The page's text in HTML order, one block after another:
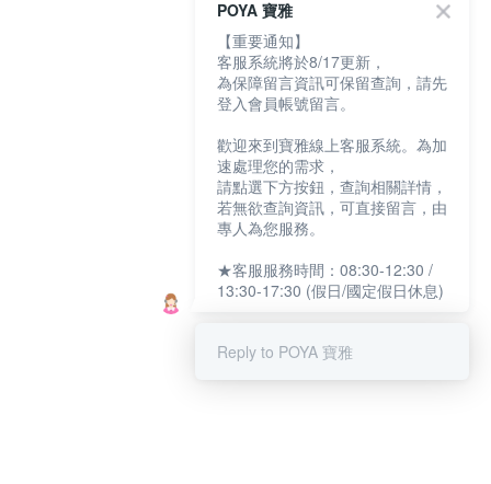
POYA 寶雅
【重要通知】
客服系統將於8/17更新，
為保障留言資訊可保留查詢，請先
登入會員帳號留言。
歡迎來到寶雅線上客服系統。為加
速處理您的需求，
請點選下方按鈕，查詢相關詳情，
若無欲查詢資訊，可直接留言，由
專人為您服務。
★客服服務時間：08:30-12:30 /
13:30-17:30 (假日/國定假日休息)
Reply to POYA 寶雅